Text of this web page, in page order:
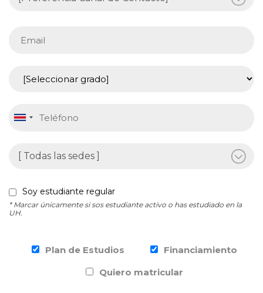
Soy estudiante regular
* Marcar únicamente si sos estudiante activo o has estudiado en la
UH.
Plan de Estudios
Financiamiento
Quiero matricular